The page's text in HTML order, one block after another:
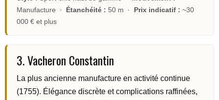
Manufacture · Étanchéité : 50 m · Prix indicatif : ~30
000 € et plus
3. Vacheron Constantin
La plus ancienne manufacture en activité continue
(1755). Élégance discrète et complications raffinées,